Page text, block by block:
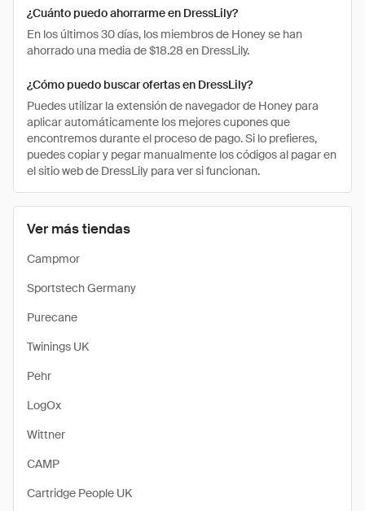
Ver más tiendas
Campmor
Sportstech Germany
Purecane
Twinings UK
Pehr
LogOx
Wittner
CAMP
Cartridge People UK
¿Cuánto puedo ahorrarme en DressLily?
En los últimos 30 días, los miembros de Honey se han
ahorrado una media de $18.28 en DressLily.
¿Cómo puedo buscar ofertas en DressLily?
Puedes utilizar la extensión de navegador de Honey para
aplicar automáticamente los mejores cupones que
encontremos durante el proceso de pago. Si lo prefieres,
puedes copiar y pegar manualmente los códigos al pagar en
el sitio web de DressLily para ver si funcionan.